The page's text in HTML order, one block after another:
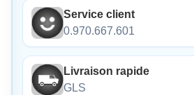
Service client
0.970.667.601
Livraison rapide
GLS